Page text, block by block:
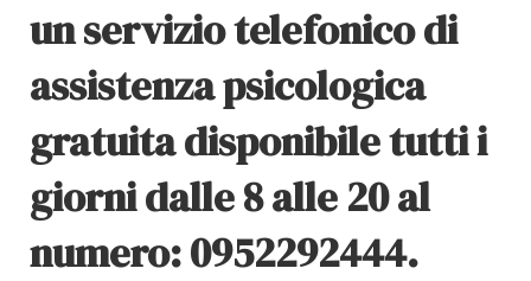
un servizio telefonico di
assistenza psicologica
gratuita disponibile tutti i
giorni dalle 8 alle 20 al
numero: 0952292444.